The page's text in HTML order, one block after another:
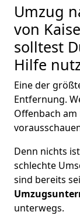
Umzug
von
solltest
Hilfe
Eine der
Entfernung.
Offenbach
Denn nichts
schlechte
sind bereits
unterwegs.